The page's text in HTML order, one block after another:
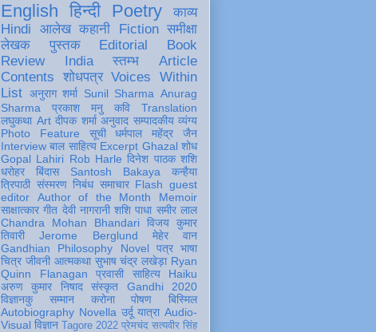
English हिन्दी Poetry
काव्य
Hindi
आलेख कहानी Fiction समीक्षा
लेखक
पुस्तक Editorial
Book
Review
India स्तम्भ
Article
Contents
शोधपत्र Voices Within
List अनुराग शर्मा Sunil Sharma Anurag
Sharma
प्रकाश मनु कवि
Translation
लघुकथा Art दीपक शर्मा अनुवाद सम्पादकीय व्यंग्य
Photo Feature
सूची
धर्मपाल महेंद्र जैन
Interview बाल साहित्य Excerpt Ghazal शोध
Gopal Lahiri Rob Harle दिनेश पाठक शशि
धरोहर
बिंदास Santosh Bakaya
कन्हैया
त्रिपाठी संस्मरण निबंध समाचार Flash guest
editor
Author of the Month
Memoir
साक्षात्कार गीत देवी नागरानी शशि पाधा समीर लाल
Chandra Mohan Bhandari विजय कुमार
तिवारी
Jerome Berglund
मेहेर वान
Gandhian Philosophy
Novel पत्र भाषा
चित्र जीवनी आत्मकथा सुभाष चंद्र लखेड़ा Ryan
Quinn Flanagan
प्रवासी साहित्य
Haiku
अरुण कुमार निषाद
संस्कृत
Gandhi 2020
विज्ञानकु
सम्मान करोना पोषण
बिस्मिल
Autobiography Novella उर्दू यात्रा Audio-
Visual विज्ञान Tagore 2022 प्रेमचंद सत्यवीर सिंह